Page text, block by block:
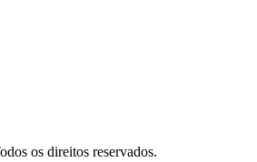
os direitos reservados.